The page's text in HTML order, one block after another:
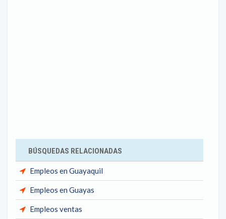
BÚSQUEDAS RELACIONADAS
Empleos en Guayaquil
Empleos en Guayas
Empleos ventas